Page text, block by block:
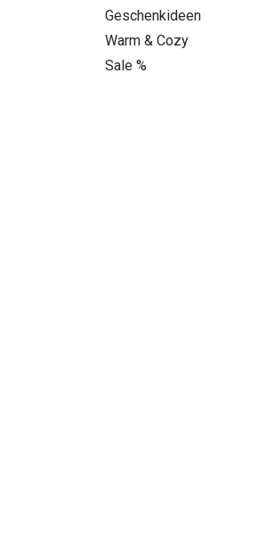
Geschenkideen
Warm & Cozy
Sale %